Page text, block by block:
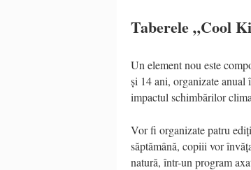
Taberele „Cool
Un element nou este
și 14 ani, organizate anual
impactul schimbărilor
Vor fi organizate patru
săptămână, copiii vor
natură, într-un program